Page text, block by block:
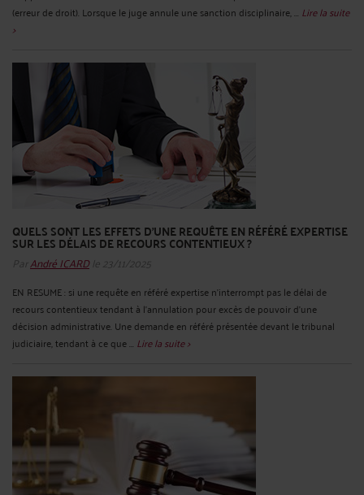
(erreur de droit). Lorsque le juge annule une sanction disciplinaire, ... Lire la suite
>
QUELS SONT LES EFFETS D’UNE REQUÊTE EN RÉFÉRÉ EXPERTISE
SUR LES DÉLAIS DE RECOURS CONTENTIEUX ?
ParAndré ICARDle 23/11/2025
EN RESUME : si une requête en référé expertise n’interrompt pas le délai de
recours contentieux tendant à l'annulation pour excès de pouvoir d'une
décision administrative. Une demande en référé présentée devant le tribunal
judiciaire, tendant à ce que ... Lire la suite >